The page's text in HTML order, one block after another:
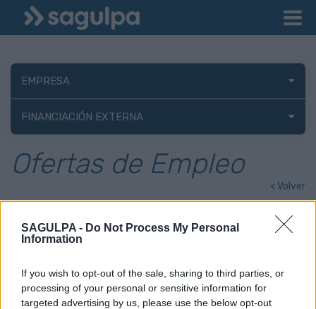
SAGULPA - Do Not Process My Personal
Information
If you wish to opt-out of the sale, sharing to third parties, or
processing of your personal or sensitive information for
targeted advertising by us, please use the below opt-out
EMPRESA
FINANCIACIÓN EXTERNA
Ofertas de Empleo
< Volver
Controlador/a de Estacionamiento
Regulado (Zona S.E.R.) –
plazo de inscripciones)
Fecha de publicación:10/04/2026